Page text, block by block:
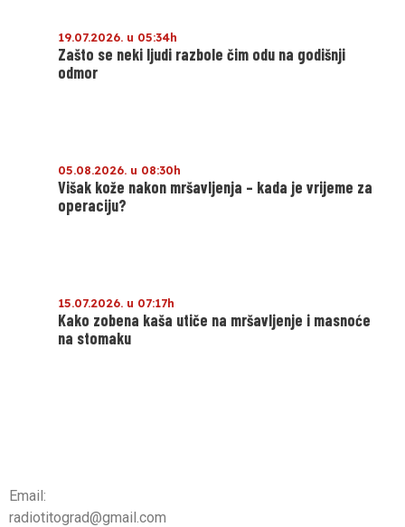
19.07.2026. u 05:34h
Zašto se neki ljudi razbole čim odu na godišnji
odmor
05.08.2026. u 08:30h
Višak kože nakon mršavljenja – kada je vrijeme za
operaciju?
15.07.2026. u 07:17h
Kako zobena kaša utiče na mršavljenje i masnoće
na stomaku
Email:
radiotitograd@gmail.com